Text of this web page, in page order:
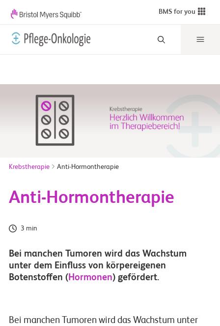
BMS for you
Krebstherapie Anti-Hormontherapie
Anti-Hormontherapie
3 min
Bei manchen Tumoren wird das Wachstum
unter dem Einfluss von körpereigenen
Botenstoffen ( Hormonen) gefördert.
Bei manchen Tumoren wird das Wachstum unter